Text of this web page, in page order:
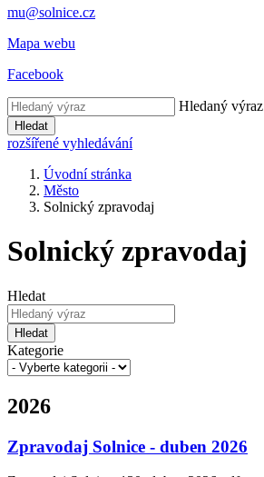
mu@solnice.cz
Mapa webu
Facebook
Hledaný výraz
Hledat
rozšířené vyhledávání
Úvodní stránka
Město
Solnický zpravodaj
Solnický zpravodaj
Hledat
Hledat
Kategorie
2026
Zpravodaj Solnice - duben 2026